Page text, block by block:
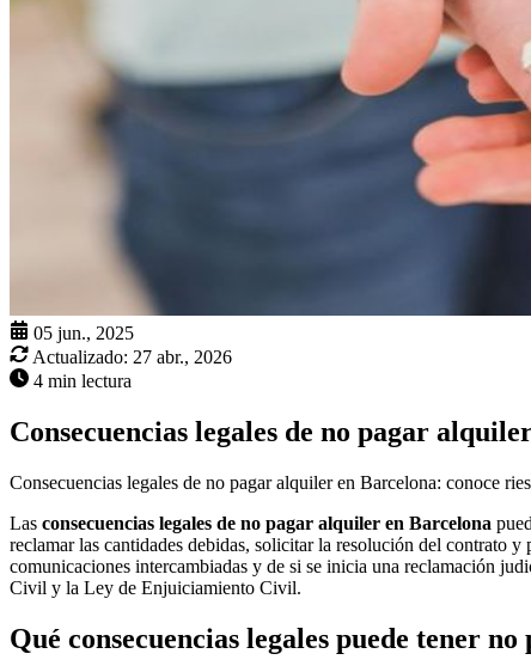
05 jun., 2025
Actualizado: 27 abr., 2026
4 min lectura
Consecuencias legales de no pagar
Consecuencias legales de no pagar alquiler en Barcelona: conoce
Las consecuencias legales de no pagar alquiler en Barcelona
reclamar las cantidades debidas, solicitar la resolución del contrato
comunicaciones intercambiadas y de si se inicia una reclamación
Civil y la Ley de Enjuiciamiento Civil.
Qué consecuencias legales puede tener